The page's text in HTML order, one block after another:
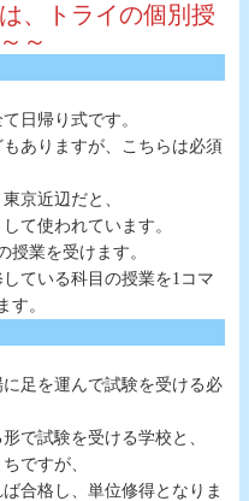
、トライの個別授
～
日帰り式です。
ありますが、こちらは必須
京近辺だと、
て使われています。
業を受けます。
ている科目の授業を1コマ
す。
足を運んで試験を受ける必
で試験を受ける学校と、
ですが、
合格し、単位修得となりま